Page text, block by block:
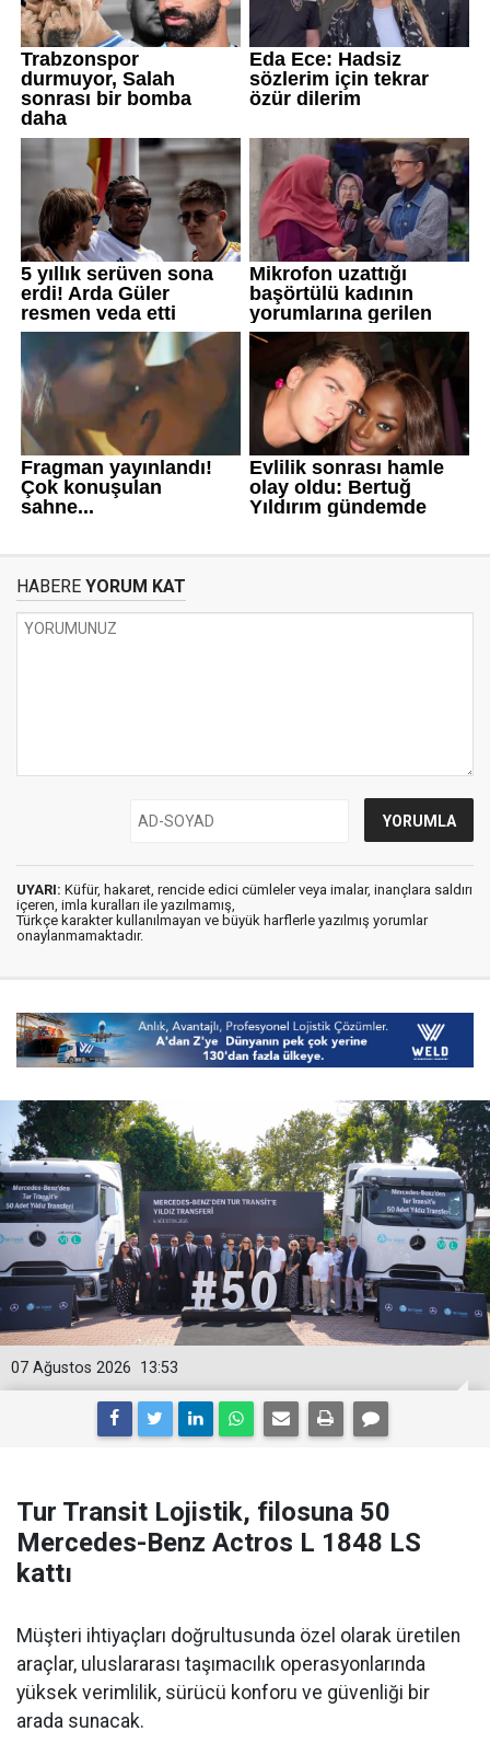
HABERE YORUM KAT
UYARI: Küfür, hakaret, rencide edici cümleler veya imalar, inançlara saldırı
içeren, imla kuralları ile yazılmamış,
Türkçe karakter kullanılmayan ve büyük harflerle yazılmış yorumlar
onaylanmamaktadır.
13:53
07 Ağustos 2026
Tur Transit Lojistik, filosuna 50
Mercedes-Benz Actros L 1848 LS
kattı
Müşteri ihtiyaçları doğrultusunda özel olarak üretilen
araçlar, uluslararası taşımacılık operasyonlarında
yüksek verimlilik, sürücü konforu ve güvenliği bir
arada sunacak.